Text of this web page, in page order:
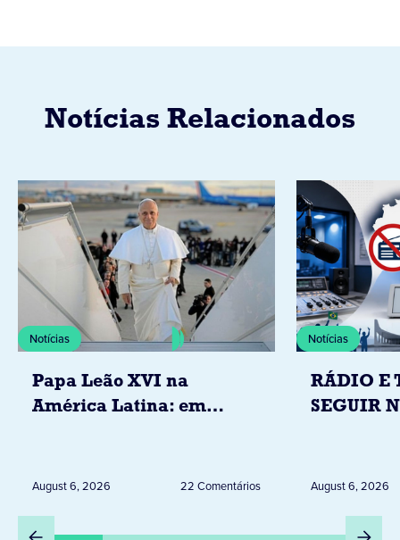
Notícias Relacionados
Notícias
Papa Leão XVI na
América Latina: em
Peru
August 6, 2026 22 Comentários
Notícias
RÁDIO E
SEGUIR
DESTA
August 6, 2026